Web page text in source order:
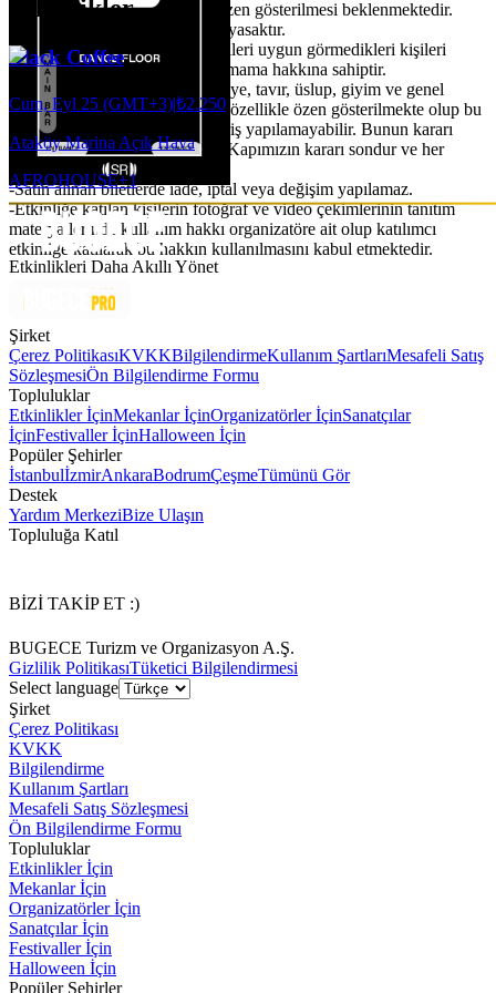
edecek çekim yapılmamasına özen gösterilmesi beklenmektedir.
Flaşlı çekim yapmak kesinlikle yasaktır.
-Organizasyon ve mekan yetkilileri uygun görmedikleri kişileri
etkinlik ve backstage alanına almama hakkına sahiptir.
-Kadın-erkek sayısındaki dengeye, tavır, üslup, giyim ve genel
anlamıyla uygunluk konularına özellikle özen gösterilmekte olup bu
ve bu gibi sebeplerden ötürü giriş yapılamayabilir. Bunun kararı
tamamen kapı inisiyatifindedir. Kapımızın kararı sondur ve her
koşulda geçerlidir.
-Satın alınan biletlerde iade, iptal veya değişim yapılamaz.
-Etkinliğe katılan kişilerin fotoğraf ve video çekimlerinin tanıtım
materyallerinde kullanım hakkı organizatöre ait olup katılımcı
etkinliğe katılarak bu hakkın kullanılmasını kabul etmektedir.
Etkinlikler
Black Coffee
Cum, Eyl 25 (GMT+3)|₺2.250
Ataköy Marina Açık Hava
AFROHOUSE+1
Etkinlikleri Daha Akıllı Yönet
Şirket
Çerez PolitikasıKVKKBilgilendirmeKullanım ŞartlarıMesafeli Satış
SözleşmesiÖn Bilgilendirme Formu
Topluluklar
Etkinlikler İçinMekanlar İçinOrganizatörler İçinSanatçılar
İçinFestivaller İçinHalloween İçin
Popüler Şehirler
İstanbulİzmirAnkaraBodrumÇeşmeTümünü Gör
Destek
Yardım MerkeziBize Ulaşın
Topluluğa Katıl
BİZİ TAKİP ET :)
BUGECE Turizm ve Organizasyon A.Ş.
Gizlilik PolitikasıTüketici Bilgilendirmesi
Select language
Şirket
Çerez Politikası
KVKK
Bilgilendirme
Kullanım Şartları
Mesafeli Satış Sözleşmesi
Ön Bilgilendirme Formu
Topluluklar
Etkinlikler İçin
Mekanlar İçin
Organizatörler İçin
Sanatçılar İçin
Festivaller İçin
Halloween İçin
Popüler Şehirler